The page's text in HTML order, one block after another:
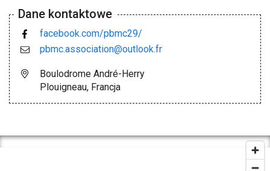
Dane kontaktowe
facebook.com/pbmc29/
pbmc.association@outlook.fr
Boulodrome André-Herry
Plouigneau, Francja